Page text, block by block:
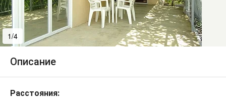
1/4
Описание
Расстояния: